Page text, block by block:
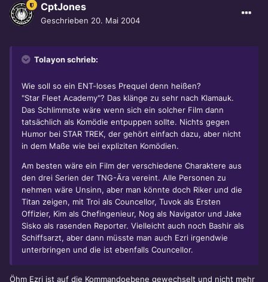
CptJones
Geschrieben 20. Mai 2004
Tolayon schrieb:
Wie soll so ein ENT-loses Prequel denn heißen?
"Star Fleet Academy"? Das klänge zu sehr nach Klamauk.
Das Schlimmste wäre wenn sich ein solcher Film dann
tatsächlich als Komödie entpuppen sollte. Nichts gegen
Humor bei STAR TREK, der gehört einfach dazu, aber nicht
in dem Maße wie bei expliziten Komödien.
Am besten wäre ein Film der verschiedene Charaktere aus
den drei Serien der TNG-Ära vereint. Alle Personen zu
nehmen wäre Unsinn, aber man könnte doch Riker und die
Titan zeigen, mit Troi als Councellor, Tuvok als Ersten
Offizier, Kim als Chefingenieur, Nog als Navigator und Jake
Sisko als rasenden Reporter. Vielleicht auch noch Bashir als
Schiffsarzt, aber dann müsste man auch Ezri irgendwie
unterbringen und die ist ebenfalls Councellor.
Öhm Ezri ist auf die Kommandoebene gewechselt und nicht mehr